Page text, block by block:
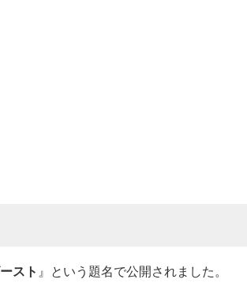
スト 』という題名で公開されました。